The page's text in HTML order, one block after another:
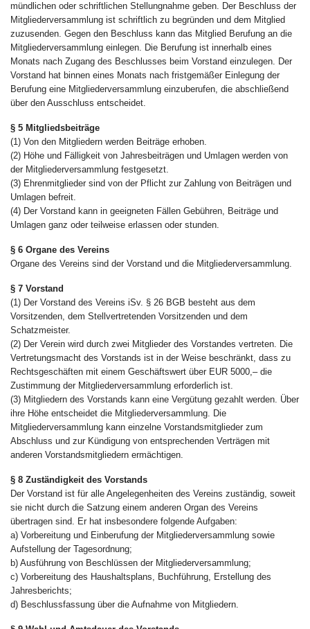
mündlichen oder schriftlichen Stellungnahme geben. Der Beschluss der
Mitgliederversammlung ist schriftlich zu begründen und dem Mitglied
zuzusenden. Gegen den Beschluss kann das Mitglied Berufung an die
Mitgliederversammlung einlegen. Die Berufung ist innerhalb eines
Monats nach Zugang des Beschlusses beim Vorstand einzulegen. Der
Vorstand hat binnen eines Monats nach fristgemäßer Einlegung der
Berufung eine Mitgliederversammlung einzuberufen, die abschließend
über den Ausschluss entscheidet.
§ 5 Mitgliedsbeiträge
(1) Von den Mitgliedern werden Beiträge erhoben.
(2) Höhe und Fälligkeit von Jahresbeiträgen und Umlagen werden von
der Mitgliederversammlung festgesetzt.
(3) Ehrenmitglieder sind von der Pflicht zur Zahlung von Beiträgen und
Umlagen befreit.
(4) Der Vorstand kann in geeigneten Fällen Gebühren, Beiträge und
Umlagen ganz oder teilweise erlassen oder stunden.
§ 6 Organe des Vereins
Organe des Vereins sind der Vorstand und die Mitgliederversammlung.
§ 7 Vorstand
(1) Der Vorstand des Vereins iSv. § 26 BGB besteht aus dem
Vorsitzenden, dem Stellvertretenden Vorsitzenden und dem
Schatzmeister.
(2) Der Verein wird durch zwei Mitglieder des Vorstandes vertreten. Die
Vertretungsmacht des Vorstands ist in der Weise beschränkt, dass zu
Rechtsgeschäften mit einem Geschäftswert über EUR 5000,– die
Zustimmung der Mitgliederversammlung erforderlich ist.
(3) Mitgliedern des Vorstands kann eine Vergütung gezahlt werden. Über
ihre Höhe entscheidet die Mitgliederversammlung. Die
Mitgliederversammlung kann einzelne Vorstandsmitglieder zum
Abschluss und zur Kündigung von entsprechenden Verträgen mit
anderen Vorstandsmitgliedern ermächtigen.
§ 8 Zuständigkeit des Vorstands
Der Vorstand ist für alle Angelegenheiten des Vereins zuständig, soweit
sie nicht durch die Satzung einem anderen Organ des Vereins
übertragen sind. Er hat insbesondere folgende Aufgaben:
a) Vorbereitung und Einberufung der Mitgliederversammlung sowie
Aufstellung der Tagesordnung;
b) Ausführung von Beschlüssen der Mitgliederversammlung;
c) Vorbereitung des Haushaltsplans, Buchführung, Erstellung des
Jahresberichts;
d) Beschlussfassung über die Aufnahme von Mitgliedern.